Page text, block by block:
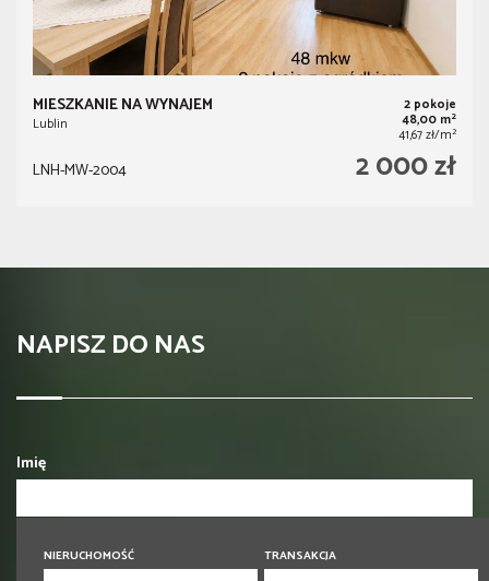
MIESZKANIE NA WYNAJEM
Lublin
2 pokoje
48,00 m2
41,67 zł/m2
LNH-MW-2004 2 000 zł
NIERUCHOMOŚĆ TRANSAKCJA
NAPISZ DO NAS
Imię
Telefon komórkowy